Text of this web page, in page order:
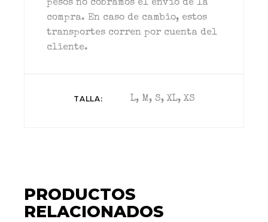
pesos no cobramos el envío de la
compra. En caso de cambio, estos
transportes corren por cuenta del
cliente.
TALLA L, M, S, XL, XS
PRODUCTOS
RELACIONADOS